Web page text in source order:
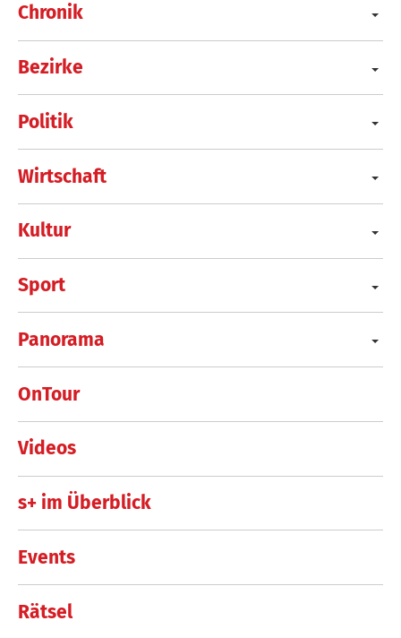
Chronik
Bezirke
Politik
Wirtschaft
Kultur
Sport
Panorama
OnTour
Videos
s+ im Überblick
Events
Rätsel